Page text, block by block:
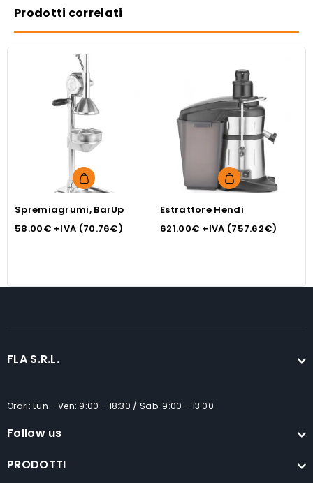
Prodotti correlati
Spremiagrumi, BarUp
58.00€ +IVA (70.76€)
Estrattore Hendi
621.00€ +IVA (757.62€)
FLA S.R.L.
Orari: Lun - Ven: 9:00 - 18:30 / Sab: 9:00 - 13:00
Follow us
PRODOTTI